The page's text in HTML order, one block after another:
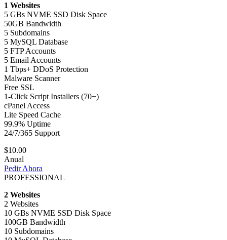
1 Websites
5 GBs NVME SSD Disk Space
50GB Bandwidth
5 Subdomains
5 MySQL Database
5 FTP Accounts
5 Email Accounts
1 Tbps+ DDoS Protection
Malware Scanner
Free SSL
1-Click Script Installers (70+)
cPanel Access
Lite Speed Cache
99.9% Uptime
24/7/365 Support
$10.00
Anual
Pedir Ahora
PROFESSIONAL
2 Websites
2 Websites
10 GBs NVME SSD Disk Space
100GB Bandwidth
10 Subdomains